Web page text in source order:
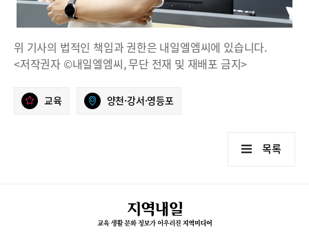
위 기사의 법적인 책임과 권한은 내일엘엠씨에 있습니다.
<저작권자 ©내일엘엠씨, 무단 전재 및 재배포 금지>
교육 양천·강서·영등포
목록